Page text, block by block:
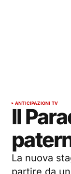
ANTICIPAZIONI TV
Il
La nuova
partire da